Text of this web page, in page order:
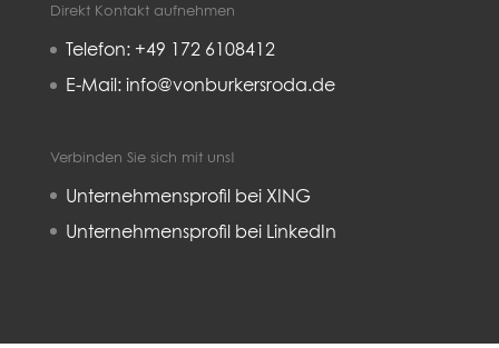
Direkt Kontakt aufnehmen
Telefon: +49 172 6108412
E-Mail: info@vonburkersroda.de
Verbinden Sie sich mit uns!
Unternehmensprofil bei XING
Unternehmensprofil bei LinkedIn